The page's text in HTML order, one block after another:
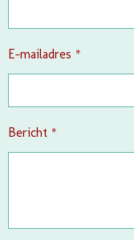
r
e
E-mailadres *
Bericht *